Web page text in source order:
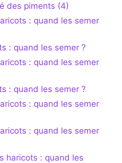
des piments (4)
: quand les semer
: quand les semer ?
: quand les semer
: quand les semer ?
: quand les semer
: quand les semer
haricots : quand les